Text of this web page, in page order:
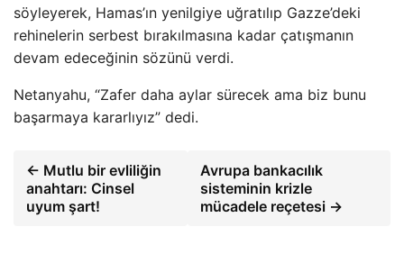
söyleyerek, Hamas’ın yenilgiye uğratılıp Gazze’deki
rehinelerin serbest bırakılmasına kadar çatışmanın
devam edeceğinin sözünü verdi.
Netanyahu, “Zafer daha aylar sürecek ama biz bunu
başarmaya kararlıyız” dedi.
← Mutlu bir evliliğin
anahtarı: Cinsel
uyum şart!
Avrupa bankacılık
sisteminin krizle
mücadele reçetesi →